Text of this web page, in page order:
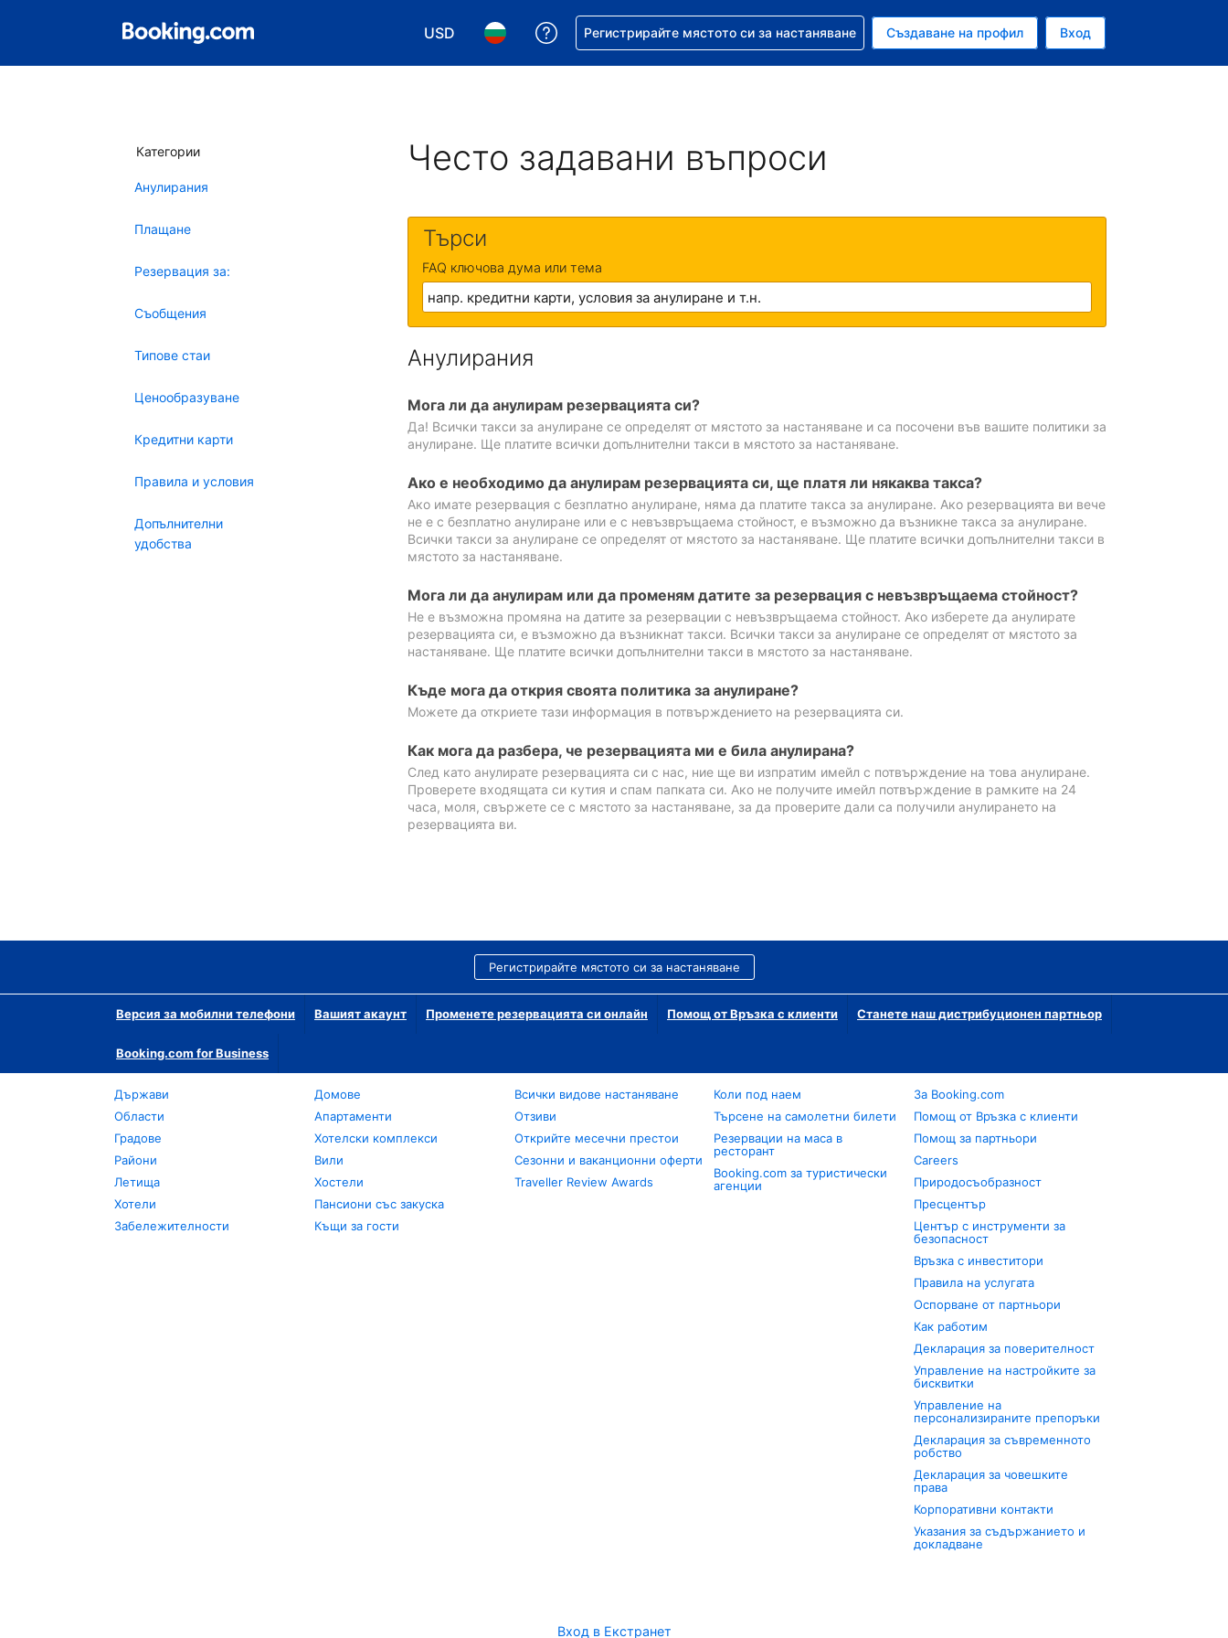
USD
Избор на валута. Избрана валута - Американски долар
Избор на език. Избран език - Български
Помощ с резервацията ви
Регистрирайте мястото си за настаняване Създаване на профил Вход
Категории
Анулирания
Плащане
Резервация за:
Съобщения
Типове стаи
Ценообразуване
Кредитни карти
Правила и условия
Допълнителни
удобства
Често задавани въпроси
Търси
FAQ ключова дума или тема
Анулирания
Мога ли да анулирам резервацията си?
Да! Всички такси за анулиране се определят от мястото за настаняване и са посочени във вашите политики за
анулиране. Ще платите всички допълнителни такси в мястото за настаняване.
Ако е необходимо да анулирам резервацията си, ще платя ли някаква такса?
Ако имате резервация с безплатно анулиране, няма да платите такса за анулиране. Ако резервацията ви вече
не е с безплатно анулиране или е с невъзвръщаема стойност, е възможно да възникне такса за анулиране.
Всички такси за анулиране се определят от мястото за настаняване. Ще платите всички допълнителни такси в
мястото за настаняване.
Мога ли да анулирам или да променям датите за резервация с невъзвръщаема стойност?
Не е възможна промяна на датите за резервации с невъзвръщаема стойност. Ако изберете да анулирате
резервацията си, е възможно да възникнат такси. Всички такси за анулиране се определят от мястото за
настаняване. Ще платите всички допълнителни такси в мястото за настаняване.
Къде мога да открия своята политика за анулиране?
Можете да откриете тази информация в потвърждението на резервацията си.
Как мога да разбера, че резервацията ми е била анулирана?
След като анулирате резервацията си с нас, ние ще ви изпратим имейл с потвърждение на това анулиране.
Проверете входящата си кутия и спам папката си. Ако не получите имейл потвърждение в рамките на 24
часа, моля, свържете се с мястото за настаняване, за да проверите дали са получили анулирането на
резервацията ви.
Регистрирайте мястото си за настаняване
Версия за мобилни телефони Вашият акаунт Променете резервацията си онлайн Помощ от Връзка с клиенти Станете наш дистрибуционен партньор
Booking.com for Business
Държави
Области
Градове
Райони
Летища
Хотели
Забележителности
Домове
Апартаменти
Хотелски комплекси
Вили
Хостели
Пансиони със закуска
Къщи за гости
Всички видове настаняване
Отзиви
Открийте месечни престои
Сезонни и ваканционни оферти
Traveller Review Awards
Коли под наем
Търсене на самолетни билети
Резервации на маса в
ресторант
Booking.com за туристически
агенции
За Booking.com
Помощ от Връзка с клиенти
Помощ за партньори
Careers
Природосъобразност
Пресцентър
Център с инструменти за
безопасност
Връзка с инвеститори
Правила на услугата
Оспорване от партньори
Как работим
Декларация за поверителност
Управление на настройките за
бисквитки
Управление на
персонализираните препоръки
Декларация за съвременното
робство
Декларация за човешките
права
Корпоративни контакти
Указания за съдържанието и
докладване
Вход в Екстранет